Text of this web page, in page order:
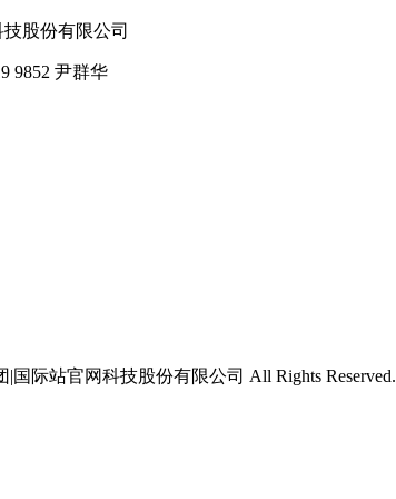
9852 尹群华
|国际站官网科技股份有限公司 All Rights Reserved.